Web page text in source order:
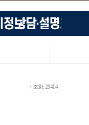
ㆍ조회: 29404